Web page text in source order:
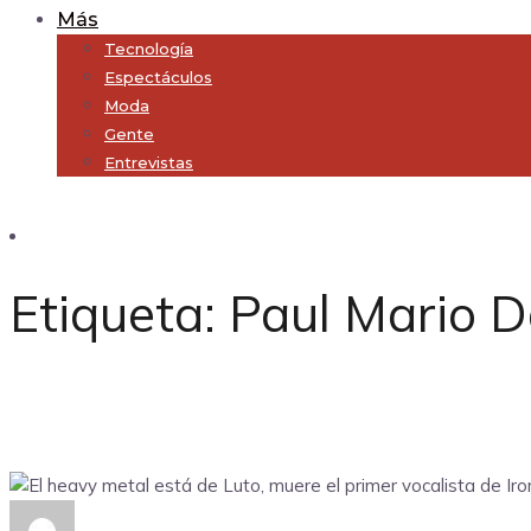
Más
Tecnología
Espectáculos
Moda
Gente
Entrevistas
Etiqueta: Paul Mario